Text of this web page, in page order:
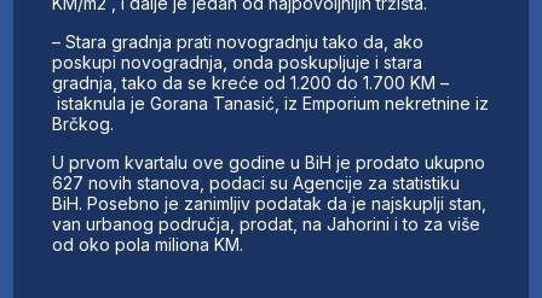
– Stara gradnja prati novogradnju tako da, ako
poskupi novogradnja, onda poskupljuje i stara
gradnja, tako da se kreće od 1.200 do 1.700 KM –
istaknula je Gorana Tanasić, iz Emporium nekretnine iz
Brčkog.
U prvom kvartalu ove godine u BiH je prodato ukupno
627 novih stanova, podaci su Agencije za statistiku
BiH. Posebno je zanimljiv podatak da je najskuplji stan,
van urbanog područja, prodat, na Jahorini i to za više
od oko pola miliona KM.